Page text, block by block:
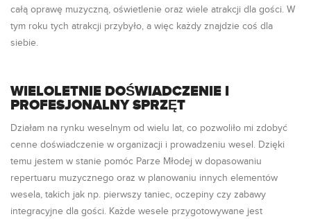
całą oprawę muzyczną, oświetlenie oraz wiele atrakcji dla gości. W
tym roku tych atrakcji przybyło, a więc każdy znajdzie coś dla
siebie.
WIELOLETNIE DOŚWIADCZENIE I
PROFESJONALNY SPRZĘT
Działam na rynku weselnym od wielu lat, co pozwoliło mi zdobyć
cenne doświadczenie w organizacji i prowadzeniu wesel. Dzięki
temu jestem w stanie pomóc Parze Młodej w dopasowaniu
repertuaru muzycznego oraz w planowaniu innych elementów
wesela, takich jak np. pierwszy taniec, oczepiny czy zabawy
integracyjne dla gości. Każde wesele przygotowywane jest